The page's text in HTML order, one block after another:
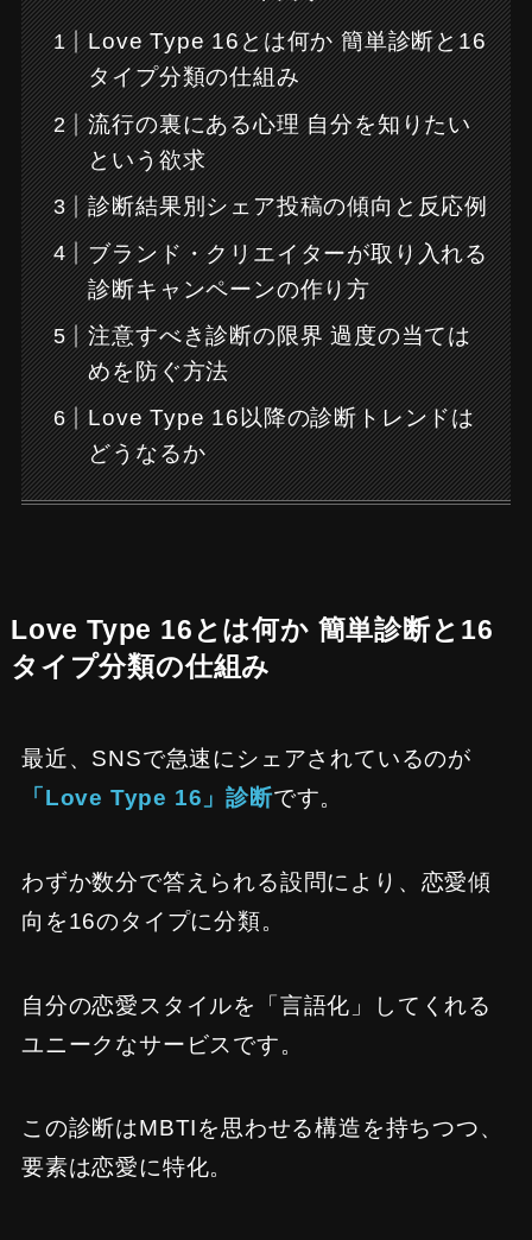
Love Type 16とは何か 簡単診断と16
タイプ分類の仕組み
流行の裏にある心理 自分を知りたい
という欲求
診断結果別シェア投稿の傾向と反応例
ブランド・クリエイターが取り入れる
診断キャンペーンの作り方
注意すべき診断の限界 過度の当ては
めを防ぐ方法
Love Type 16以降の診断トレンドは
どうなるか
Love Type 16とは何か 簡単診断と16
タイプ分類の仕組み
最近、SNSで急速にシェアされているのが
「Love Type 16」診断です。
わずか数分で答えられる設問により、恋愛傾
向を16のタイプに分類。
自分の恋愛スタイルを「言語化」してくれる
ユニークなサービスです。
この診断はMBTIを思わせる構造を持ちつつ、
要素は恋愛に特化。